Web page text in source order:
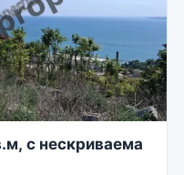
с нескриваема